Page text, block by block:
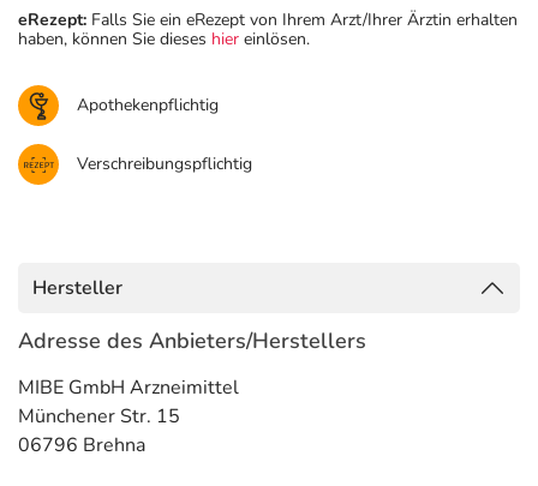
eRezept: Falls Sie ein eRezept von Ihrem Arzt/Ihrer Ärztin erhalten
haben, können Sie dieses hier einlösen.
Apothekenpflichtig
Verschreibungspflichtig
Hersteller
Adresse des Anbieters/Herstellers
MIBE GmbH Arzneimittel
Münchener Str. 15
06796 Brehna